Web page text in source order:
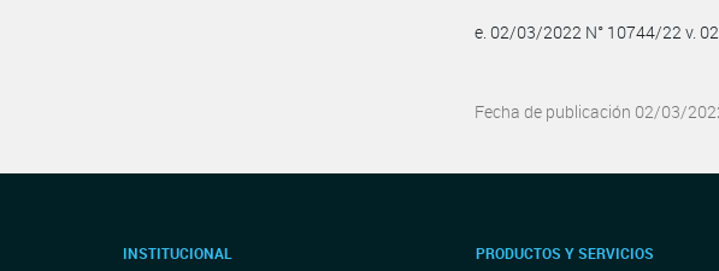
e. 02/03/2022 N° 10744/22 v.
Fecha de publicación 02/03/
INSTITUCIONAL PRODUCTOS Y SERVICIOS